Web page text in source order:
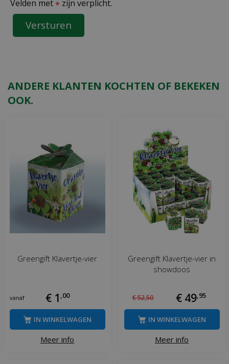
Velden met * zijn verplicht.
ANDERE KLANTEN KOCHTEN OF BEKEKEN
OOK.
Greengift Klavertje-vier
vanaf € 1 ,00
Meer info
IN WINKELWAGEN
Greengift Klavertje-vier in
showdoos
€52,50 € 49,95
Meer info
IN WINKELWAGEN